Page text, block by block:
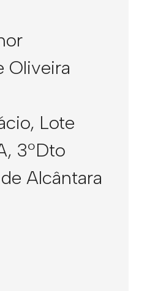
Oliveira
Lote
3ºDto
Alcântara